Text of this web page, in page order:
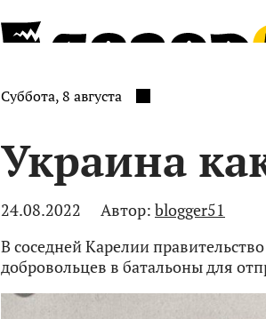
Суббота, 8 августа
Украина
24.08.2022 Автор: blogger51
В соседней Карелии
добровольцев в батальоны для